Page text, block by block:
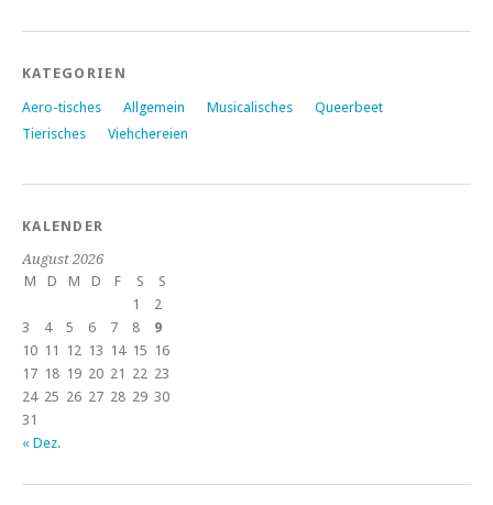
KATEGORIEN
Aero-tisches Allgemein Musicalisches
Queerbeet
Tierisches
Viehchereien
KALENDER
August 2026
M
D M D F S
S
1
2
3
4 5 6 7 8
9
10 11 12 13 14 15 16
17 18 19 20 21 22 23
24 25 26 27 28 29 30
31
« Dez.